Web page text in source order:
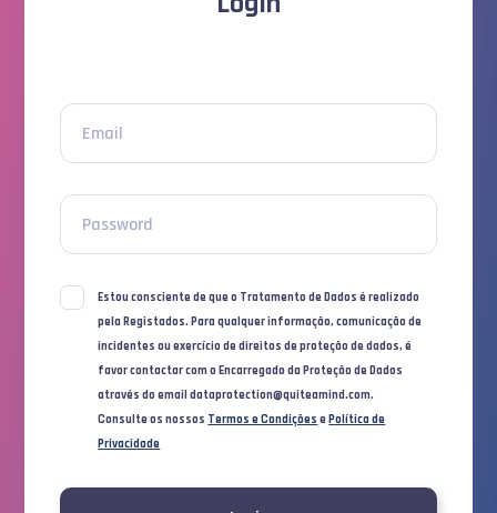
Email
Password
Estou consciente de que o Tratamento de Dados é realizado
pela Registados. Para qualquer informação, comunicação de
incidentes ou exercício de direitos de proteção de dados, é
favor contactar com o Encarregado da Proteção de Dados
através do email dataprotection@quiteamind.com.
Consulte os nossos Termos e Condições ePolítica de
Privacidade